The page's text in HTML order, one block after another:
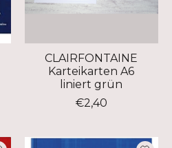
CLAIRFONTAINE
Karteikarten A6
liniert grün
€2,40